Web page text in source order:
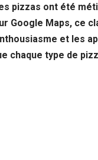
pizzas ont été
Google Maps, ce
et les
chaque type de